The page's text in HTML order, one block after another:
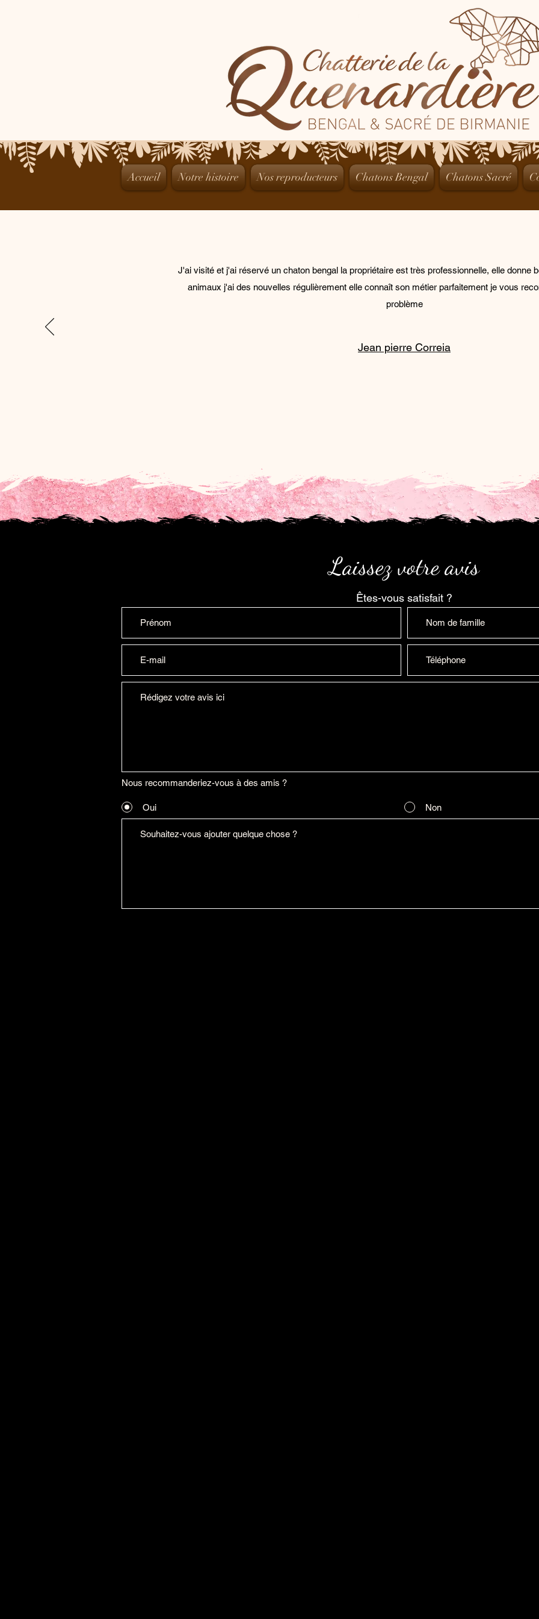
Accueil Notre histoire Nos reproducteurs Chatons Bengal Chatons Sacré
J'ai visité et j'ai réservé un chaton bengal la propriétaire est très professionnelle, elle donne
animaux j'ai des nouvelles régulièrement elle connaît son métier parfaitement je vous
problème
Jean pierre Correia
Laissez votre avis
Êtes-vous satisfait ?
Nous recommanderiez-vous à des amis ?
Oui Non